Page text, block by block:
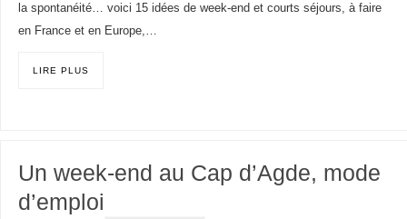
la spontanéité… voici 15 idées de week-end et courts séjours, à faire
en France et en Europe,…
LIRE PLUS
Un week-end au Cap d’Agde, mode
d’emploi